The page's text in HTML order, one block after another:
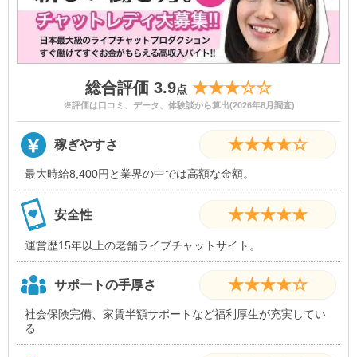
総合評価 3.9点 ★★★☆☆
※評価は口コミ、データ、体験談から算出(2026年8月調査)
稼ぎやすさ ★★★★☆
最大時給8,400円と業界の中では高額な金額。
安全性 ★★★★★
運営歴15年以上の老舗ライブチャットサイト。
サポートの手厚さ ★★★★☆
社会保険完備、家賃半額サポートなど福利厚生が充実してい
る